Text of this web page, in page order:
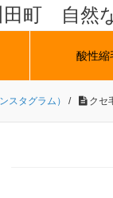
町 自然
酸性縮
スタグラム） / クセ